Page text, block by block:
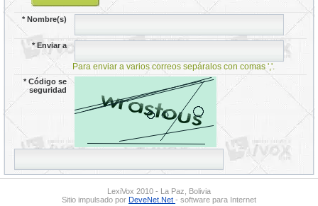
*Nombre(s)
*Enviar a
Para enviar a varios correos sepáralos con comas ','.
*Código se
seguridad
LexiVox 2010 - La Paz, Bolivia
Sitio impulsado por DeveNet.Net - software para Internet